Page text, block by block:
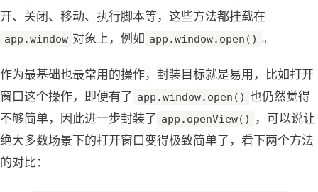
开、关闭、移动、执行脚本等，这些方法都挂载在
app.window 对象上，例如 app.window.open() 。
作为最基础也最常用的操作，封装目标就是易用，比如打开
窗口这个操作，即便有了 app.window.open() 也仍然觉得
不够简单，因此进一步封装了 app.openView()
，可以说让
绝大多数场景下的打开窗口变得极致简单了，看下两个方法
的对比：